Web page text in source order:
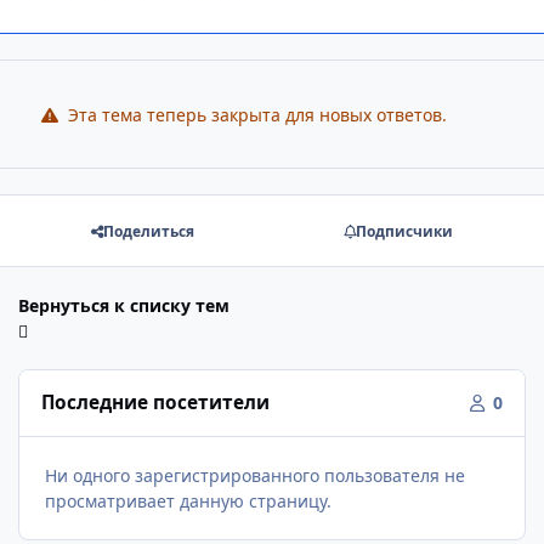
Эта тема теперь закрыта для новых ответов.
Поделиться Подписчики
Вернуться к списку тем
Последние посетители 0
Ни одного зарегистрированного пользователя не
просматривает данную страницу.